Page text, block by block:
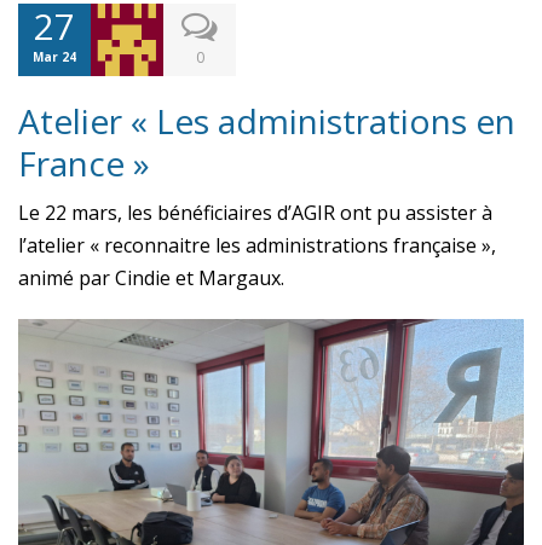
27
Mar 24 0
Atelier « Les administrations en
France »
Le 22 mars, les bénéficiaires d’AGIR ont pu assister à
l’atelier « reconnaitre les administrations française »,
animé par Cindie et Margaux.